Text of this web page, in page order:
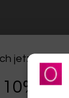
jetzt für
10%